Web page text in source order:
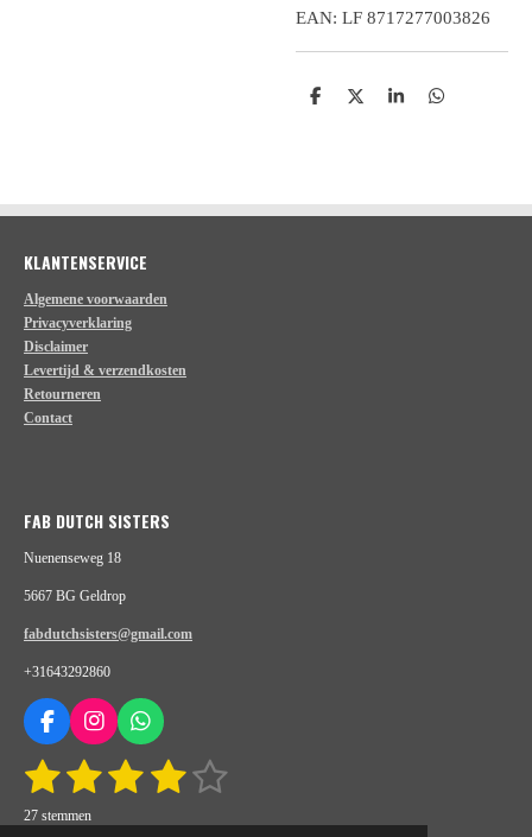
EAN: LF 8717277003826
D
D
S
D
KLANTENSERVICE
Algemene voorwaarden
Privacyverklaring
Disclaimer
Levertijd & verzendkosten
Retourneren
Contact
FAB DUTCH SISTERS
Nuenenseweg 18
5667 BG Geldrop
fabdutchsisters@gmail.com
+31643292860
F
c
e
b
I
s
t
W
a
R
t
1
s
2
s
3
s
4
s
5
s
27 stemmen